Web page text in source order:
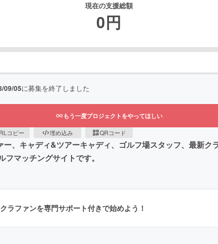
現在の支援総額
0円
09/05に募集を終了しました
もう一度プロジェクトをやってほしい
コピー 埋め込み QRコード
、キャディ&ツアーキャディ、ゴルフ場スタッフ、最新ク
マッチングサイトです。
ラファンを専門サポート付きで始めよう！